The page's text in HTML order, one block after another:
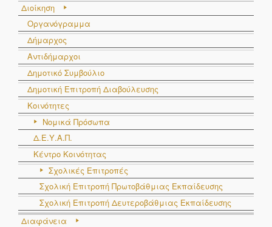
Διοίκηση
Οργανόγραμμα
Δήμαρχος
Αντιδήμαρχοι
Δημοτικό Συμβούλιο
Δημοτική Επιτροπή Διαβούλευσης
Κοινότητες
Νομικά Πρόσωπα
Δ.Ε.Υ.Α.Π.
Κέντρο Κοινότητας
Σχολικές Επιτροπές
Σχολική Επιτροπή Πρωτοβάθμιας Εκπαίδευσης
Σχολική Επιτροπή Δευτεροβάθμιας Εκπαίδευσης
Διαφάνεια